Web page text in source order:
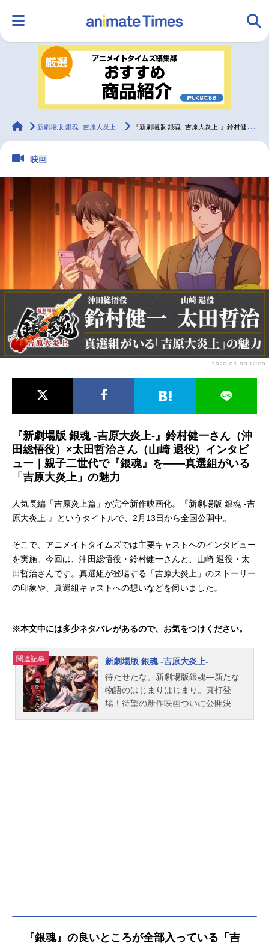
ランキング アニメ
ラジオ
配信・Vtuber トレンド 無料マンガ
アニメ記事一覧 声優記事一覧
アニメ映画一覧 実写化映画一覧
今期アニメ曜日別一覧
春アニメ 夏アニメ
男性声優/女性声優一覧
animateTimes
新劇場版 銀魂 -吉原大炎上- 『新劇場版 銀魂 -吉原大炎上-』鈴村健一×太田哲治インタビュー｜真選組がいる「吉原大炎上」の魅力
映画
2026-03-08 12:00
『新劇場版 銀魂 -吉原大炎上-』鈴村健一さん（沖
田総悟役）×太田哲治さん（山崎 退役）インタビ
ュー｜親子二世代で『銀魂』を――真選組がいる
「吉原大炎上」の魅力
人気長編「吉原炎上篇」が完全新作映画化。『新劇場版 銀魂 -吉
原大炎上-』というタイトルで、2月13日から全国公開中。
そこで、アニメイトタイムズでは主要キャストへのインタビュー
を実施。今回は、沖田総悟役・鈴村健一さんと、山崎 退役・太
田哲治さんです。真選組が登場する「吉原大炎上」のストーリー
の印象や、真選組キャストへの想いなどを伺いました。
※本文中には多少ネタバレがあるので、お気をつけください。
関連記事
新劇場版 銀魂 -吉原大炎上-
待たせたな。新劇場版銀魂―新たな
物語のはじまりはじまり。真打登
場！待望の新作映画ついに公開決
大助神楽：釘宮理恵月詠：甲斐田裕
子鳳仙：銀河万丈神威：日野聡阿伏
『銀魂』の良いところが全部入っている「吉